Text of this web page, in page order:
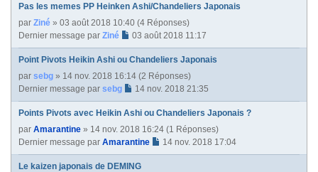
Pas les memes PP Heinken Ashi/Chandeliers Japonais
par Ziné » 03 août 2018 10:40 (4 Réponses)
Dernier message par Ziné 03 août 2018 11:17
Point Pivots Heikin Ashi ou Chandeliers Japonais
par sebg » 14 nov. 2018 16:14 (2 Réponses)
Dernier message par sebg 14 nov. 2018 21:35
Points Pivots avec Heikin Ashi ou Chandeliers Japonais ?
par Amarantine » 14 nov. 2018 16:24 (1 Réponses)
Dernier message par Amarantine 14 nov. 2018 17:04
Le kaizen japonais de DEMING